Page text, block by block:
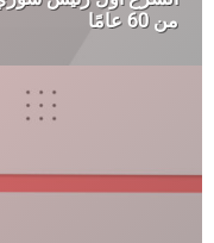
من 60 عامًا